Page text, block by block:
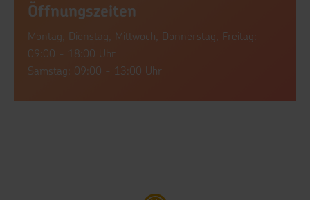
Öffnungszeiten
Montag, Dienstag, Mittwoch, Donnerstag, Freitag:
09:00 - 18:00 Uhr
Samstag: 09:00 - 13:00 Uhr